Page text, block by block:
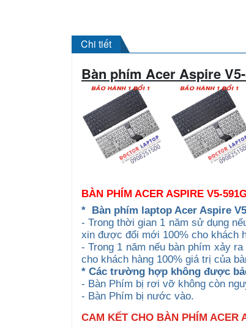
Chi tiết
Bàn phím Acer Aspire
BÀN PHÍM ACER ASPIRE V5-
* Bàn phím laptop Acer Aspire
- Trong thời gian 1 năm sử dụng
xin được đổi mới 100% cho khách
- Trong 1 năm nếu bàn phím xảy
cho khách hàng 100% giá trị của
* Các trường hợp không được
- Bàn Phím bị rơi vỡ không còn
- Bàn Phím bị nước vào.
CAM KẾT CHO BÀN PHÍM ACER